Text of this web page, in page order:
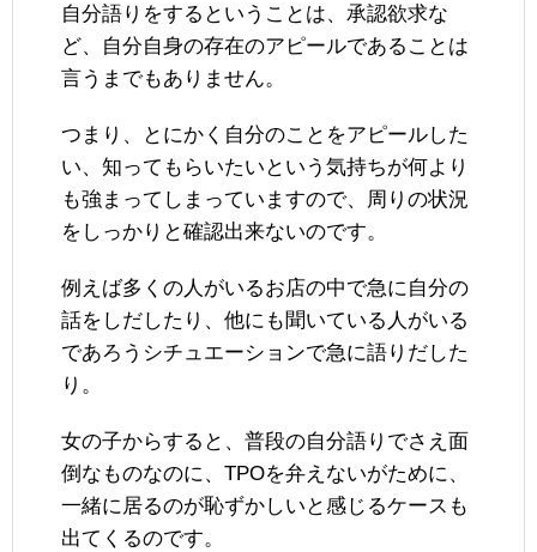
自分語りをするということは、承認欲求な
ど、自分自身の存在のアピールであることは
言うまでもありません。
つまり、とにかく自分のことをアピールした
い、知ってもらいたいという気持ちが何より
も強まってしまっていますので、周りの状況
をしっかりと確認出来ないのです。
例えば多くの人がいるお店の中で急に自分の
話をしだしたり、他にも聞いている人がいる
であろうシチュエーションで急に語りだした
り。
女の子からすると、普段の自分語りでさえ面
倒なものなのに、TPOを弁えないがために、
一緒に居るのが恥ずかしいと感じるケースも
出てくるのです。